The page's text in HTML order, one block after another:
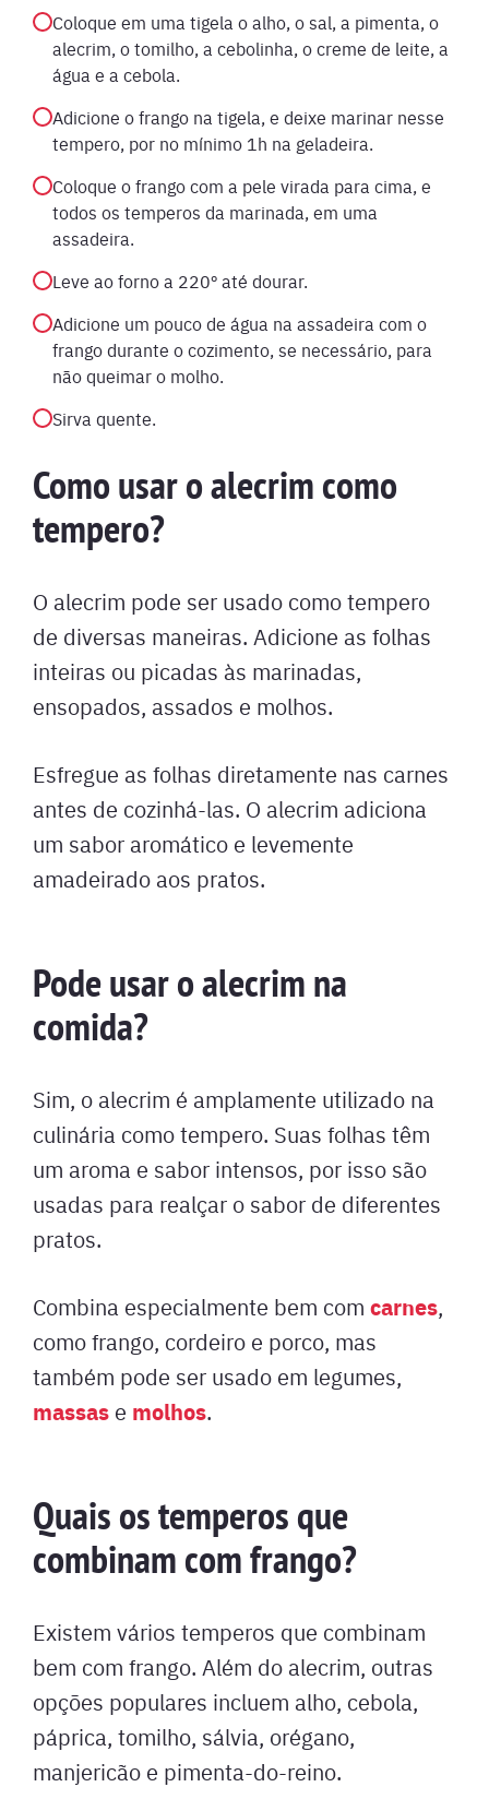
Coloque em uma tigela o alho, o sal, a pimenta, o
alecrim, o tomilho, a cebolinha, o creme de leite, a
água e a cebola.
Adicione o frango na tigela, e deixe marinar nesse
tempero, por no mínimo 1h na geladeira.
Coloque o frango com a pele virada para cima, e
todos os temperos da marinada, em uma
assadeira.
Leve ao forno a 220º até dourar.
Adicione um pouco de água na assadeira com o
frango durante o cozimento, se necessário, para
não queimar o molho.
Sirva quente.
Como usar o alecrim como
tempero?
O alecrim pode ser usado como tempero
de diversas maneiras. Adicione as folhas
inteiras ou picadas às marinadas,
ensopados, assados e molhos.
Esfregue as folhas diretamente nas carnes
antes de cozinhá-las. O alecrim adiciona
um sabor aromático e levemente
amadeirado aos pratos.
Pode usar o alecrim na
comida?
Sim, o alecrim é amplamente utilizado na
culinária como tempero. Suas folhas têm
um aroma e sabor intensos, por isso são
usadas para realçar o sabor de diferentes
pratos.
Combina especialmente bem com carnes,
como frango, cordeiro e porco, mas
também pode ser usado em legumes,
massas e molhos.
Quais os temperos que
combinam com frango?
Existem vários temperos que combinam
bem com frango. Além do alecrim, outras
opções populares incluem alho, cebola,
páprica, tomilho, sálvia, orégano,
manjericão e pimenta-do-reino.